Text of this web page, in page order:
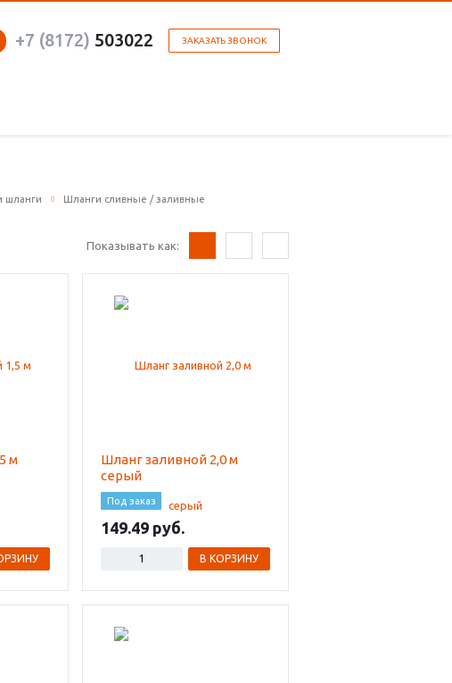
ЗАКАЗАТЬ ЗВОНОК
+7 (8172) 503022
шланги Шланги сливные / заливные
Показывать как:
м
Шланг заливной 2,0 м
серый
Под заказ
149.49
В КОРЗИНУ